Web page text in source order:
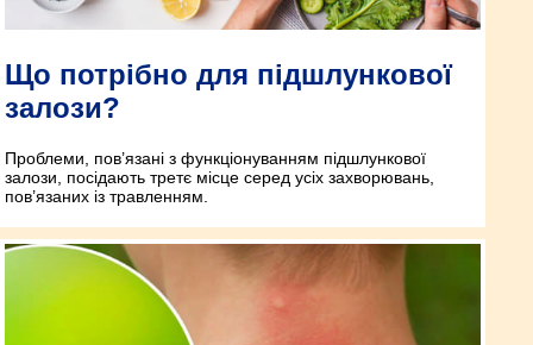
Що потрібно для підшлункової
залози?
Проблеми, пов’язані з функціонуванням підшлункової
залози, посідають третє місце серед усіх захворювань,
пов’язаних із травленням.